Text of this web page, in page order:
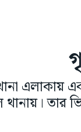
এলাকায়
তার